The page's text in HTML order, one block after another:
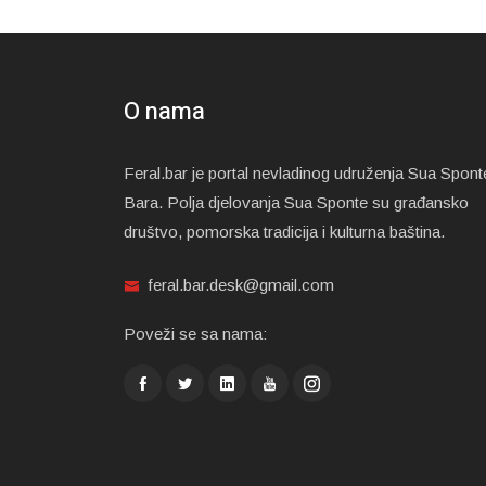
O nama
Feral.bar je portal nevladinog udruženja Sua
Bara. Polja djelovanja Sua Sponte su građansko
društvo, pomorska tradicija i kulturna baština.
feral.bar.desk@gmail.com
Poveži se sa nama: